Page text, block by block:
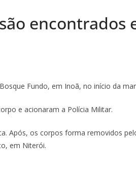
encontrados
Fundo, em Inoã, no início da
e acionaram a Polícia Militar.
Após, os corpos forma removidos
em Niterói.